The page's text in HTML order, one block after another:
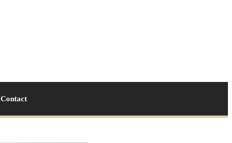
Contact